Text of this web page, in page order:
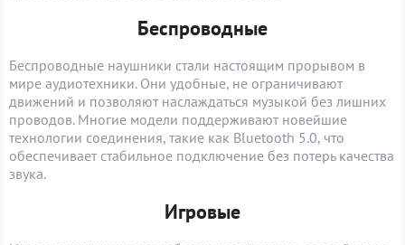
Беспроводные
Беспроводные наушники стали настоящим прорывом в
мире аудиотехники. Они удобные, не ограничивают
движений и позволяют наслаждаться музыкой без лишних
проводов. Многие модели поддерживают новейшие
технологии соединения, такие как Bluetooth 5.0, что
обеспечивает стабильное подключение без потерь качества
звука.
Игровые